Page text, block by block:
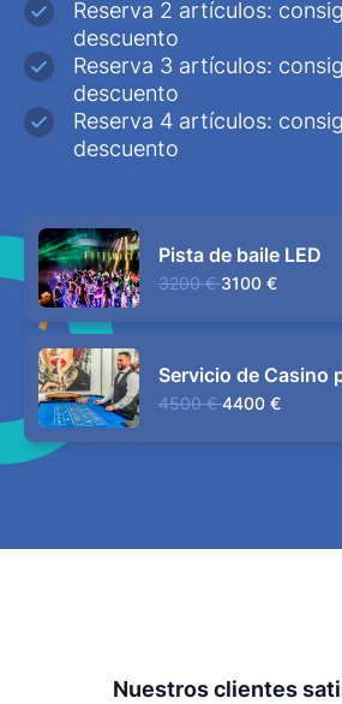
Reserva 2 artículos:
descuento
Reserva 3 artículos:
descuento
Reserva 4 artículos:
descuento
Pista de baile LED
3200 € 3100 €
Servicio de Casino
4500 € 4400 €
Nuestros clientes